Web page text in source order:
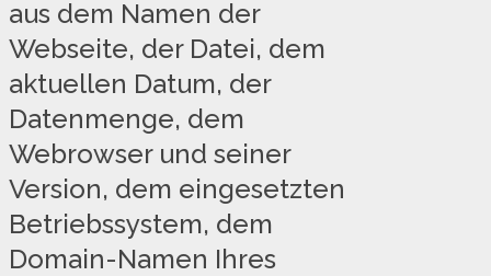
aus dem Namen der
Webseite, der Datei, dem
aktuellen Datum, der
Datenmenge, dem
Webrowser und seiner
Version, dem eingesetzten
Betriebssystem, dem
Domain-Namen Ihres